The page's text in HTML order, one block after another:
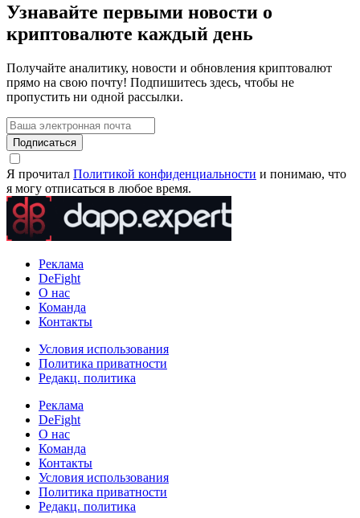
Узнавайте первыми новости о
криптовалюте каждый день
Получайте аналитику, новости и обновления криптовалют
прямо на свою почту! Подпишитесь здесь, чтобы не
пропустить ни одной рассылки.
Подписаться
Я прочитал Политикой конфиденциальности и понимаю, что
я могу отписаться в любое время.
Реклама
DeFight
О нас
Команда
Контакты
Условия использования
Политика приватности
Редакц. политика
Реклама
DeFight
О нас
Команда
Контакты
Условия использования
Политика приватности
Редакц. политика